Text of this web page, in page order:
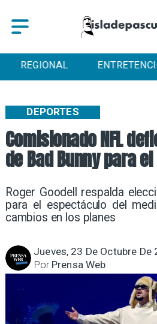
REGIONAL
Comisionado NFL
de Bad Bunny para
Roger Goodell respalda
para el espectáculo del
cambios en los planes
DEPORTES
Jueves, 23 De Octubre De
Prensa Web
Por